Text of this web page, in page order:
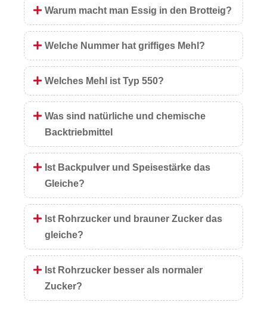
Warum macht man Essig in den Brotteig?
Welche Nummer hat griffiges Mehl?
Welches Mehl ist Typ 550?
Was sind natürliche und chemische
Backtriebmittel
Ist Backpulver und Speisestärke das
Gleiche?
Ist Rohrzucker und brauner Zucker das
gleiche?
Ist Rohrzucker besser als normaler
Zucker?